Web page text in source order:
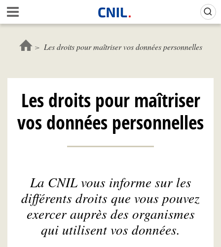
Aller
au
contenu
principal
c
e
l
C
N
I
L
Les droits pour maîtriser vos données personnelles
Les droits pour maîtriser
vos données personnelles
La CNIL vous informe sur les
différents droits que vous pouvez
exercer auprès des organismes
qui utilisent vos données.
Gestion de vos préférences sur les cookies (témoins de connexion)